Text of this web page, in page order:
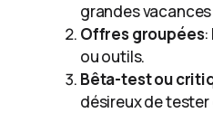
grandes
Offres groupées
ou outils.
Bêta-test ou
désireux de